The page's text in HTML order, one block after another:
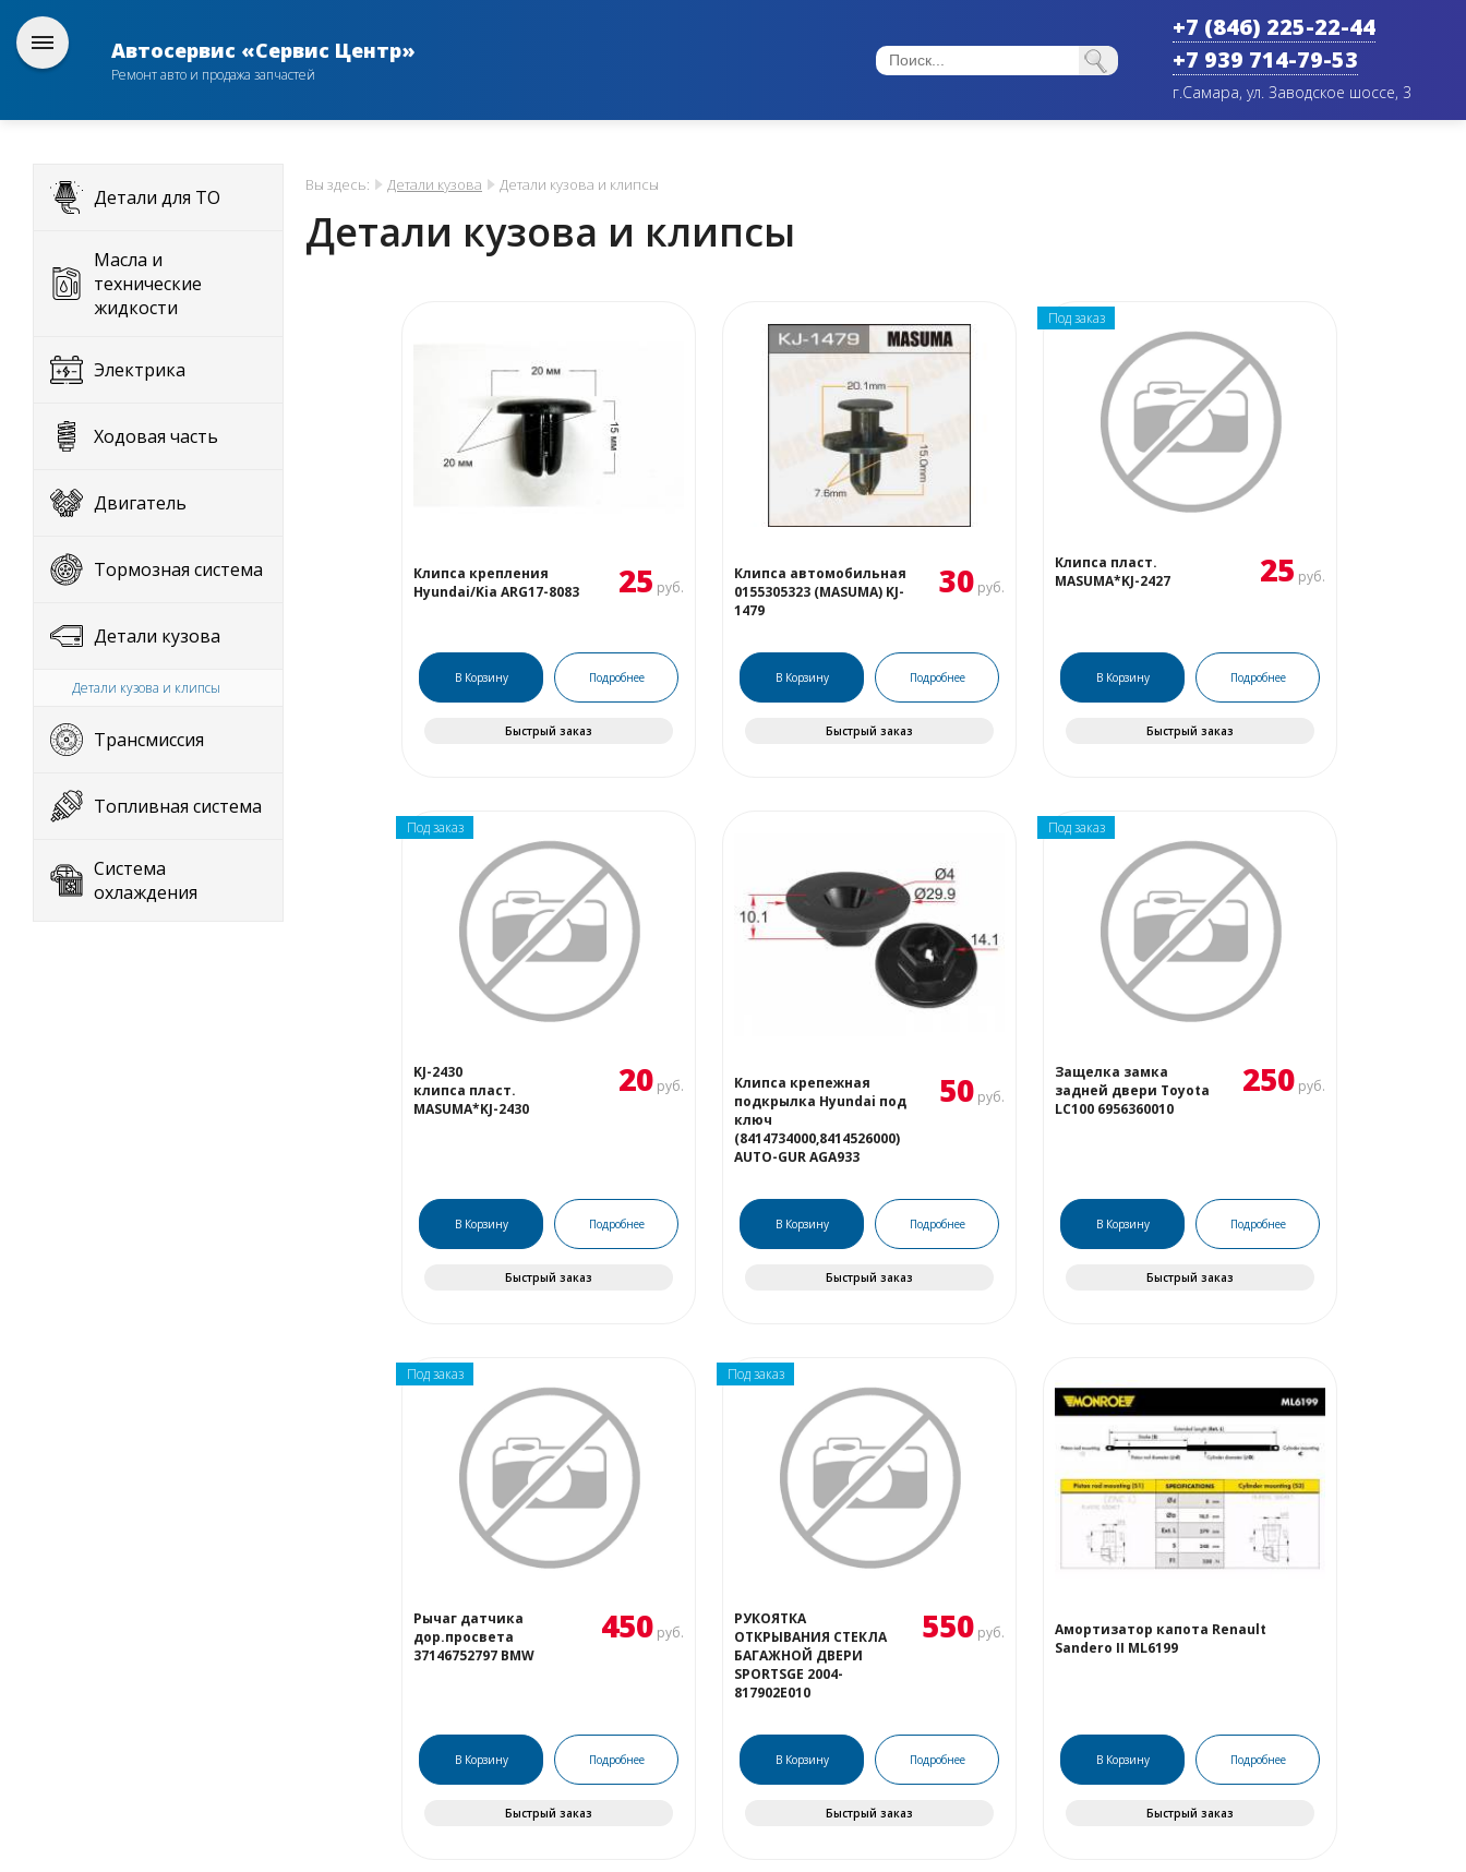
Автосервис «Сервис Центр»
Ремонт авто и продажа запчастей
+7 (846) 225-22-44
+7 939 714-79-53
г.Самара, ул. Заводское шоссе, 3
Детали для ТО
Масла и
технические
жидкости
Электрика
Ходовая часть
Двигатель
Тормозная система
Детали кузова
Детали кузова и клипсы
Трансмиссия
Топливная система
Система
охлаждения
Вы здесь: Детали кузова Детали кузова и клипсы
Детали кузова и клипсы
Клипса крепления
Hyundai/Kia ARG17-8083
25 руб.
В Корзину Подробнее
Быстрый заказ
Клипса автомобильная
0155305323 (MASUMA) KJ-
1479
30 руб.
В Корзину Подробнее
Быстрый заказ
Под заказ
Клипса пласт.
MASUMA*KJ-2427
25 руб.
В Корзину Подробнее
Быстрый заказ
Под заказ
KJ-2430
клипса пласт.
MASUMA*KJ-2430
20 руб.
В Корзину Подробнее
Быстрый заказ
Клипса крепежная
подкрылка Hyundai под
ключ
(8414734000,8414526000)
AUTO-GUR AGA933
50 руб.
В Корзину Подробнее
Быстрый заказ
Под заказ
Защелка замка
задней двери Toyota
LC100 6956360010
250 руб.
В Корзину Подробнее
Быстрый заказ
Под заказ
Рычаг датчика
дор.просвета
37146752797 BMW
450 руб.
В Корзину Подробнее
Быстрый заказ
Под заказ
РУКОЯТКА
ОТКРЫВАНИЯ СТЕКЛА
БАГАЖНОЙ ДВЕРИ
SPORTSGE 2004-
817902E010
550 руб.
В Корзину Подробнее
Быстрый заказ
Амортизатор капота Renault
Sandero II ML6199
В Корзину Подробнее
Быстрый заказ